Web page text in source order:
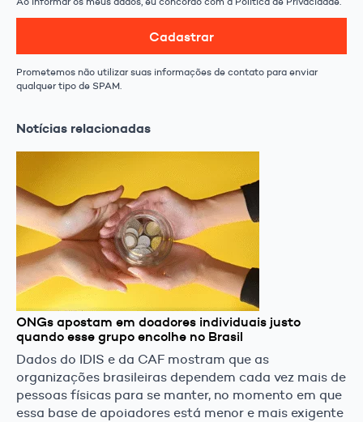
Cadastrar
Prometemos não utilizar suas informações de contato para enviar
qualquer tipo de SPAM.
Notícias relacionadas
ONGs apostam em doadores individuais justo
quando esse grupo encolhe no Brasil
Dados do IDIS e da CAF mostram que as
organizações brasileiras dependem cada vez mais de
pessoas físicas para se manter, no momento em que
essa base de apoiadores está menor e mais exigente